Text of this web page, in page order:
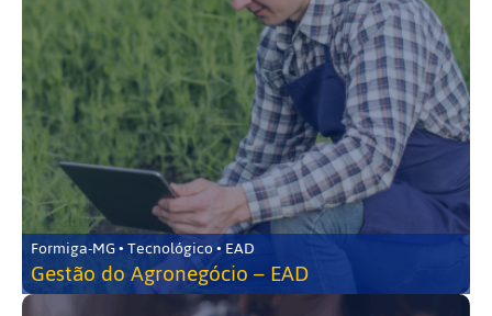
Formiga-MG • Tecnológico • EAD
Gestão do Agronegócio – EAD